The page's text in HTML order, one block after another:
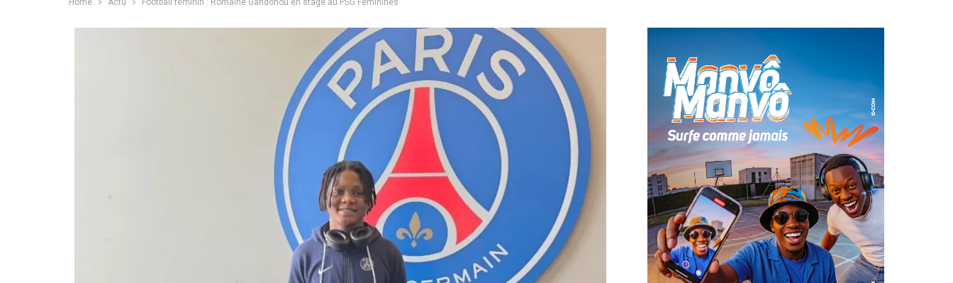
Home Actu Football féminin : Romaine Gandonou en stage au PSG Féminines